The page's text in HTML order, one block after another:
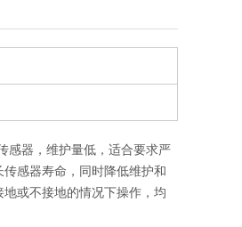
感器，维护量低，适合要求严
感器寿命，同时降低维护和
或不接地的情况下操作，均